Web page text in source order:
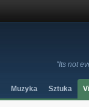
"Its not
Muzyka Sztuka